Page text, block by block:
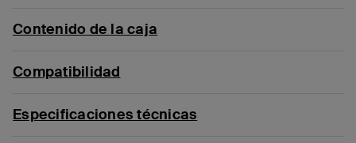
Contenido de la caja
Compatibilidad
Especificaciones técnicas